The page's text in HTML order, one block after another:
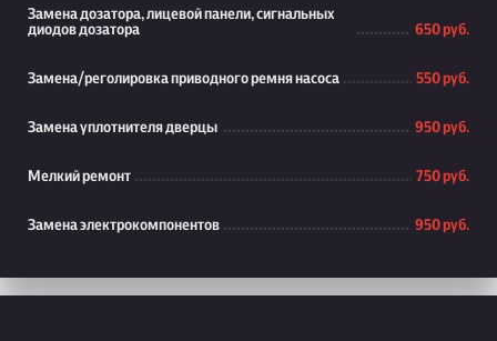
Замена дозатора, лицевой панели, сигнальных
диодов дозатора
650 руб.
Замена/реголировка приводного ремня насоса 550 руб.
Замена уплотнителя дверцы 950 руб.
Мелкий ремонт 750 руб.
Замена электрокомпонентов 950 руб.